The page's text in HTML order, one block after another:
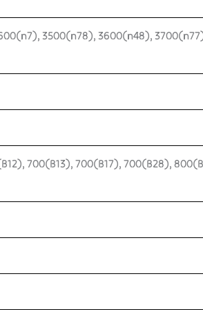
3500(n78), 3600(n48),
700(B13), 700(B17), 700(B28),